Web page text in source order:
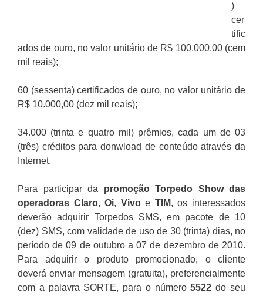
)
cer
tific
ados de ouro, no valor unitário de R$ 100.000,00 (cem
mil reais);
60 (sessenta) certificados de ouro, no valor unitário de
R$ 10.000,00 (dez mil reais);
34.000 (trinta e quatro mil) prêmios, cada um de 03
(três) créditos para donwload de conteúdo através da
Internet.
Para participar da promoção Torpedo Show das
operadoras Claro,Oi, Vivoe TIM, os interessados
deverão adquirir Torpedos SMS, em pacote de 10
(dez) SMS, com validade de uso de 30 (trinta) dias, no
período de 09 de outubro a 07 de dezembro de 2010.
Para adquirir o produto promocionado, o cliente
deverá enviar mensagem (gratuita), preferencialmente
com a palavra SORTE, para o número5522 do seu